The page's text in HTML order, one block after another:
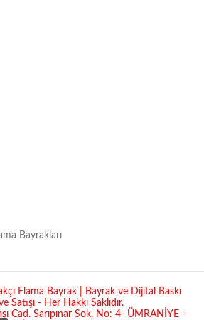
Bayrakları
Flama Bayrak | Bayrak ve Dijital Baskı
Satışı - Her Hakkı Saklıdır.
Cad. Sarıpınar Sok. No: 4- ÜMRANİYE -